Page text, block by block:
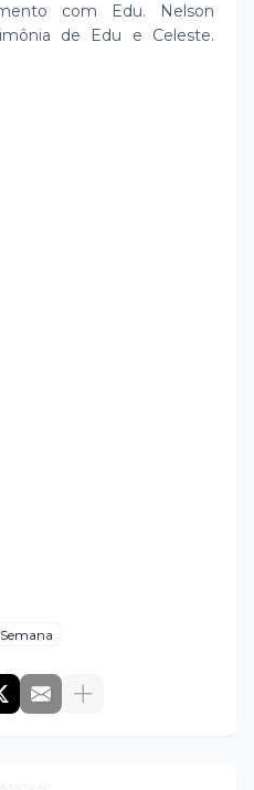
com Edu. Nelson
de Edu e Celeste.